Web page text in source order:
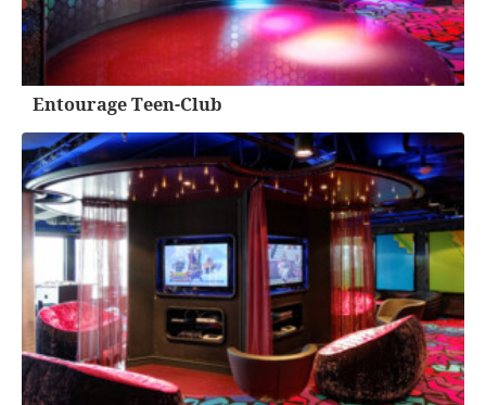
Entourage Teen-Club